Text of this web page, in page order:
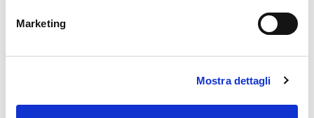
Marketing
Mostra dettagli
Anno 2025
Anno 2024